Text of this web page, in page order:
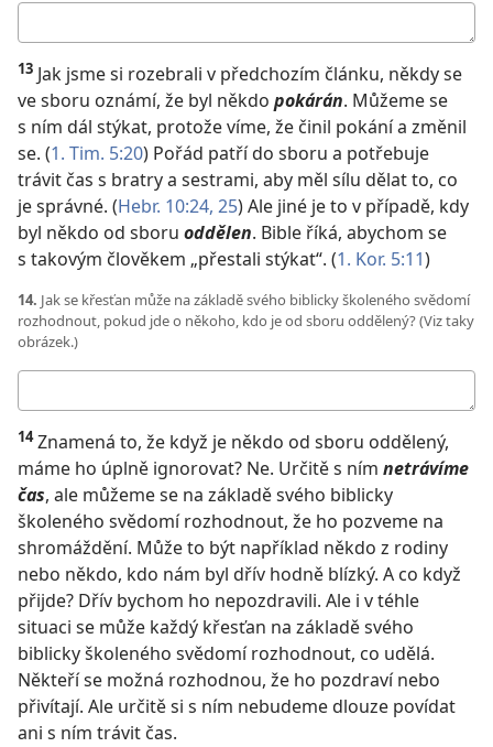
odpověď
13 Jak jsme si rozebrali v předchozím článku, někdy se
ve sboru oznámí, že byl někdo pokárán. Můžeme se
s ním dál stýkat, protože víme, že činil pokání a změnil
se. (1. Tim. 5:20) Pořád patří do sboru a potřebuje
trávit čas s bratry a sestrami, aby měl sílu dělat to, co
je správné. (Hebr. 10:24, 25) Ale jiné je to v případě, kdy
byl někdo od sboru oddělen. Bible říká, abychom se
s takovým člověkem „přestali stýkat“. (1. Kor. 5:11)
14. Jak se křesťan může na základě svého biblicky školeného svědomí
rozhodnout, pokud jde o někoho, kdo je od sboru oddělený? (Viz taky
obrázek.)
odpověď
14Znamená to, že když je někdo od sboru oddělený,
máme ho úplně ignorovat? Ne. Určitě s ním netrávíme
čas, ale můžeme se na základě svého biblicky
školeného svědomí rozhodnout, že ho pozveme na
shromáždění. Může to být například někdo z rodiny
nebo někdo, kdo nám byl dřív hodně blízký. A co když
přijde? Dřív bychom ho nepozdravili. Ale i v téhle
situaci se může každý křesťan na základě svého
biblicky školeného svědomí rozhodnout, co udělá.
Někteří se možná rozhodnou, že ho pozdraví nebo
přivítají. Ale určitě si s ním nebudeme dlouze povídat
ani s ním trávit čas.